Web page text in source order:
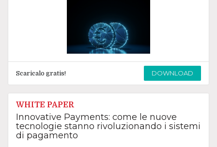
Scaricalo gratis! DOWNLOAD
WHITE PAPER
Innovative Payments: come le nuove
tecnologie stanno rivoluzionando i sistemi
di pagamento